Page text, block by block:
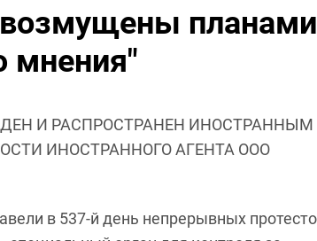
планами
мнения"
И РАСПРОСТРАНЕН ИНОСТРАННЫМ
ИНОСТРАННОГО АГЕНТА ООО
в 537-й день непрерывных